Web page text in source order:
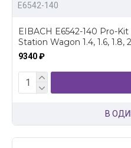
E6542-140
EIBACH E6542-140 Pro-
Station Wagon 1.4, 1.6, 1.8,
9340 ₽
В